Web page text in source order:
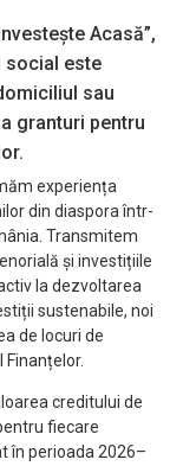
Acasă”,
social este
sau
granturi pentru
experiența
din diaspora într-
Transmitem
și investițiile
la dezvoltarea
sustenabile, noi
de locuri de
Finanțelor.
creditului de
fiecare
în perioada 2026–